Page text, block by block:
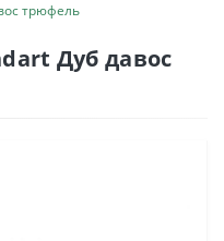
трюфель
Дуб давос